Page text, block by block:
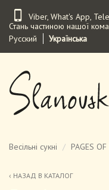
основного
вмісту
Viber,What's App,
Стань частиною нашої
Русский
Українська
Весільні сукні PAGES OF
‹ НАЗАД В КАТАЛОГ